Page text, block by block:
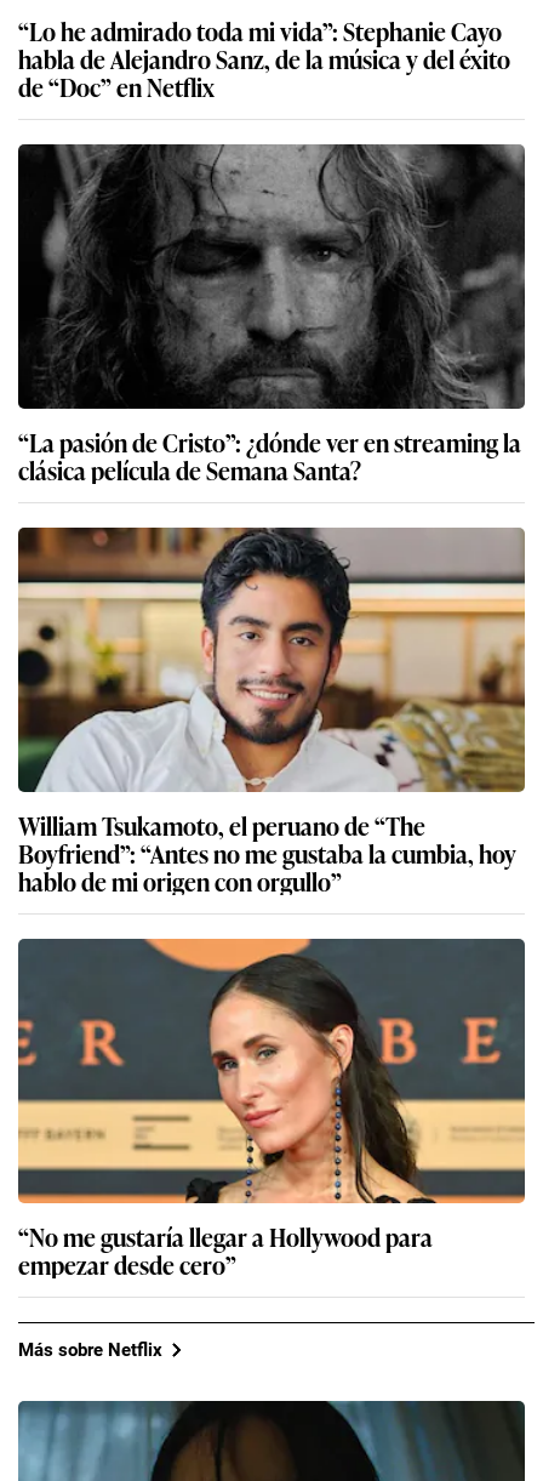
“Lo he admirado toda mi vida”: Stephanie Cayo
habla de Alejandro Sanz, de la música y del éxito
de “Doc” en Netflix
“La pasión de Cristo”: ¿dónde ver en streaming la
clásica película de Semana Santa?
William Tsukamoto, el peruano de “The
Boyfriend”: “Antes no me gustaba la cumbia, hoy
hablo de mi origen con orgullo”
“No me gustaría llegar a Hollywood para
empezar desde cero”
Más sobre Netflix